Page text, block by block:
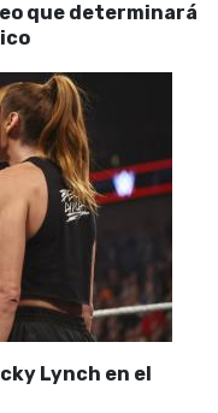
que determinará
Lynch en el